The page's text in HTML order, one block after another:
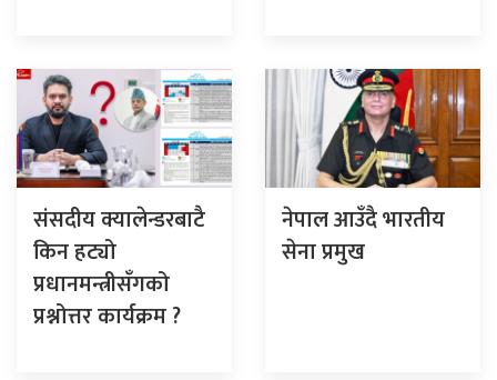
संसदीय क्यालेन्डरबाटै
किन हट्यो
प्रधानमन्त्रीसँगको
प्रश्नोत्तर कार्यक्रम ?
नेपाल आउँदै भारतीय
सेना प्रमुख